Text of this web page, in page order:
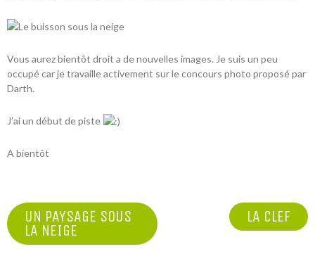
Vous aurez bientôt droit a de nouvelles images. Je suis un peu
occupé car je travaille activement sur le concours photo proposé par
Darth.
J’ai un début de piste
A bientôt
NAVIGATION
DE
UN PAYSAGE SOUS
LA NEIGE
LA CLEF